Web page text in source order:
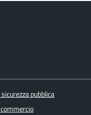
pubblica